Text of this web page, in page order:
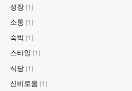
성장(1)
소통(1)
숙박(1)
스타일(1)
식당(1)
신비로움(1)